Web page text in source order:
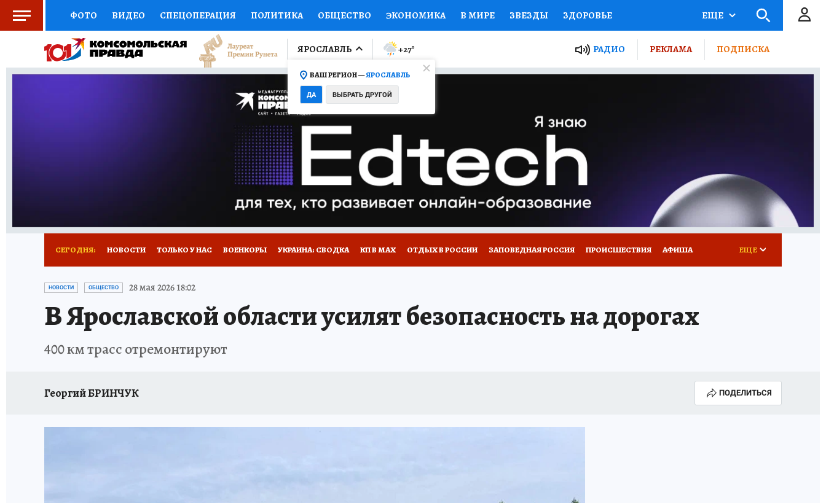
ФОТО ВИДЕО СПЕЦОПЕРАЦИЯ ПОЛИТИКА ОБЩЕСТВО ЭКОНОМИКА В МИРЕ ЗВЕЗДЫ ЗДОРОВЬЕ
СОЦПОДДЕРЖКА НАУКА СПОРТ КОЛУМНИСТЫ ПРОИСШЕСТВИЯ НАЦИОНАЛЬНЫЕ ПРОЕКТЫ РОССИИ
ВЫБОР ЭКСПЕРТОВ ДОКТОР ФИНАНСЫ ОТКРЫВАЕМ МИР Я ЗНАЮ СЕМЬЯ ЖЕНСКИЕ СЕКРЕТЫ ПУТЕВОДИТЕЛЬ
ПРОГНОЗЫ НА СПОРТ ПРОМОКОДЫ СЕРИАЛЫ
ТЕЛЕВИЗОР КОЛЛЕКЦИИ КОНКУРСЫ ГИД ПОТРЕБИТЕЛЯ
НОВОЕ НА САЙТЕ ОБЪЯВЛЕНИЯ
ЕЩЕ
ЯРОСЛАВЛЬ
ВАШ РЕГИОН —ЯРОСЛАВЛЬ
ДА ВЫБРАТЬ ДРУГОЙ
+27° РАДИО РЕКЛАМА ПОДПИСКА
СЕГОДНЯ: НОВОСТИ ТОЛЬКО У НАС ВОЕНКОРЫ УКРАИНА: СВОДКА КП В МАХ ОТДЫХ В РОССИИ ЗАПОВЕДНАЯ РОССИЯ ПРОИСШЕСТВИЯ АФИША
ГЕРОИ ЯРОСЛАВИИ ИСПЫТАНО НА СЕБЕ
ЕЩЕ
НОВОСТИ ОБЩЕСТВО 28 мая 2026 18:02
В Ярославской области усилят безопасность на дорогах
400 км трасс отремонтируют
Георгий БРИНЧУК ПОДЕЛИТЬСЯ